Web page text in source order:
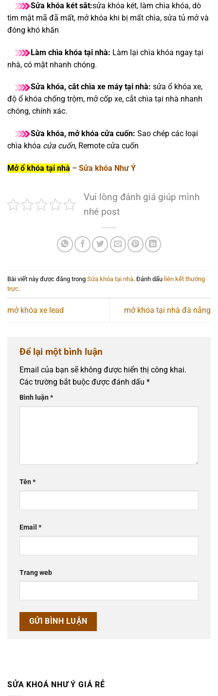
Sửa khóa két sắt:sửa khóa két, làm chìa khóa, dò
tìm mật mã đã mất, mở khóa khi bị mất chìa, sửa tủ mở và
đóng khó khăn
Làm chìa khóa tại nhà: Làm lại chìa khóa ngay tại
nhà, có mặt nhanh chóng.
Sửa khóa, cắt chìa xe máy tại nhà: sửa ổ khóa xe,
độ ổ khóa chống trộm, mở cốp xe, cắt chìa tại nhà nhanh
chóng, chính xác.
Sửa khóa, mở khóa cửa cuốn: Sao chép các loại
chìa khóa cửa cuốn, Remote cửa cuốn
Mở ổ khóa tại nhà – Sửa khóa Như Ý
Vui lòng đánh giá giúp mình
nhé post
Bài viết này được đăng trong Sửa khóa tại nhà. Đánh dấu liên kết thường
trực.
mở khóa xe lead mở khóa tại nhà đà nẵng
Để lại một bình luận
Email của bạn sẽ không được hiển thị công khai.
Các trường bắt buộc được đánh dấu *
Bình luận*
Tên*
Email *
Trang web
SỬA KHOÁ NHƯ Ý GIÁ RẺ